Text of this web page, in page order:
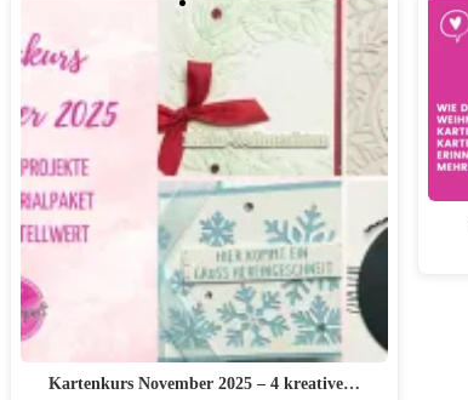
Kartenkurs November 2025 – 4 kreative…